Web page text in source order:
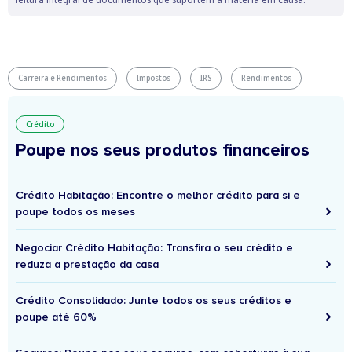
Jovem .
Carreira e Rendimentos Impostos IRS Rendimentos
Crédito
Poupe nos seus produtos financeiros
Crédito Habitação: Encontre o melhor crédito para si e
poupe todos os meses
Negociar Crédito Habitação: Transfira o seu crédito e
reduza a prestação da casa
Crédito Consolidado: Junte todos os seus créditos e
poupe até 60%